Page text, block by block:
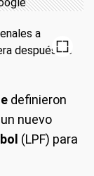
definieron
nuevo
(LPF) para